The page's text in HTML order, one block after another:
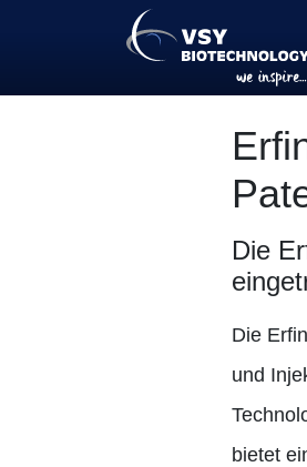
Die
Die
und
bietet